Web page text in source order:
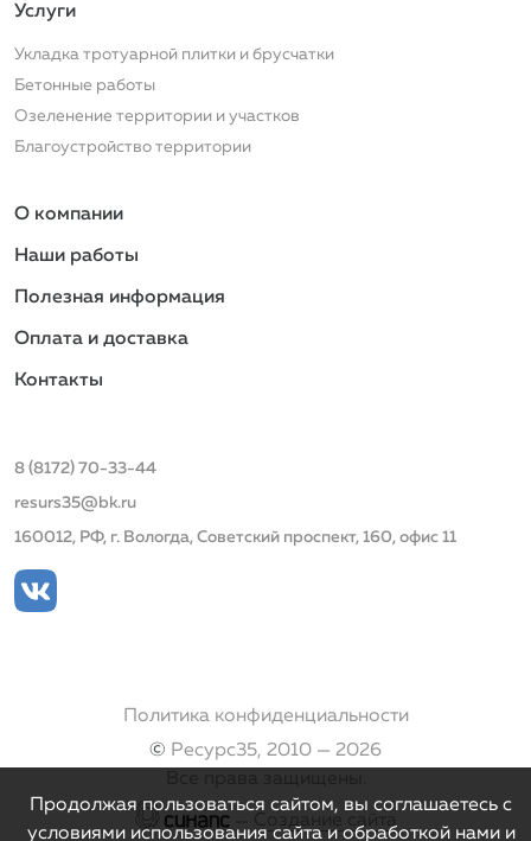
Услуги
Услуги
Укладка тротуарной плитки и брусчатки
Бетонные работы
Озеленение территории и участков
Благоустройство территории
Подвал
О компании
Наши работы
Полезная информация
Оплата и доставка
Контакты
8 (8172) 70-33-44
resurs35@bk.ru
160012, РФ, г. Вологда, Советский проспект, 160, офис 11
Политика конфиденциальности
© Ресурс35, 2010 — 2026
— Создание сайта
Продолжая пользоваться сайтом, вы соглашаетесь с
условиями использования сайта и обработкой нами и